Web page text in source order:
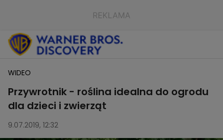
WIDEO
Przywrotnik - roślina idealna do ogrodu
dla dzieci i zwierząt
9.07.2019, 12:32